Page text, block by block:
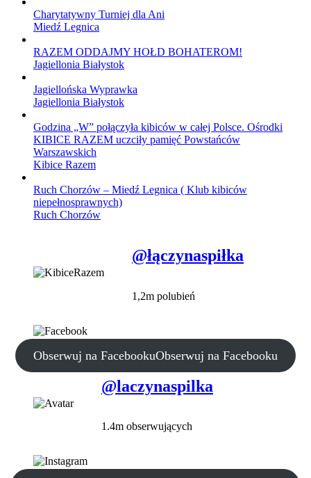
Charytatywny Turniej dla Ani
Miedź Legnica
RAZEM ODDAJMY HOŁD BOHATEROM!
Jagiellonia Białystok
Jagiellońska Wyprawka
Jagiellonia Białystok
Godzina „W” połączyła kibiców w całej Polsce. Ośrodki
KIBICE RAZEM uczciły pamięć Powstańców
Warszawskich
Kibice Razem
Ruch Chorzów – Miedź Legnica ( Klub kibiców
niepełnosprawnych)
Ruch Chorzów
@łączynaspiłka
1,2m polubień
Obserwuj na FacebookuObserwuj na Facebooku
@laczynaspilka
1.4m obserwujących